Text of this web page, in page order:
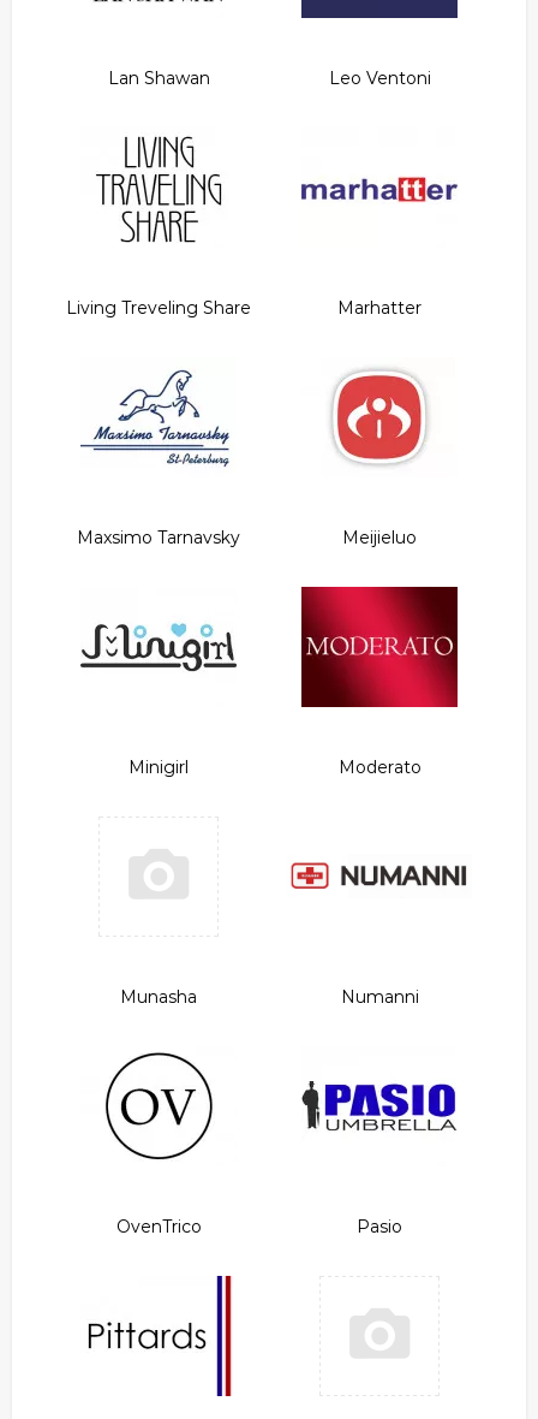
Lan Shawan Leo Ventoni
Living Treveling Share Marhatter
Maxsimo Tarnavsky Meijieluo
Minigirl Moderato
Munasha Numanni
OvenTrico Pasio